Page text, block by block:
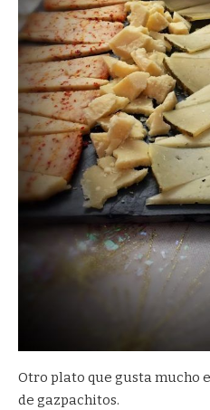
Otro plato que gusta mucho
de gazpachitos.